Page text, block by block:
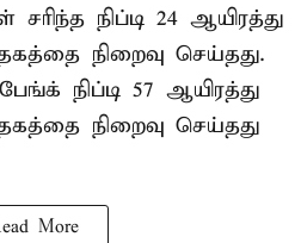
நிப்டி 24 ஆயிரத்து
நிறைவு செய்தது.
நிப்டி 57 ஆயிரத்து
நிறைவு செய்தது
More